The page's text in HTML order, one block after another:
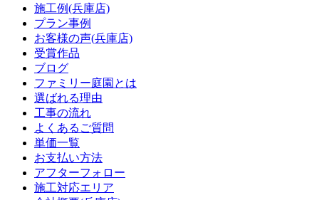
施工例(兵庫店)
プラン事例
お客様の声(兵庫店)
受賞作品
ブログ
ファミリー庭園とは
選ばれる理由
工事の流れ
よくあるご質問
単価一覧
お支払い方法
アフターフォロー
施工対応エリア